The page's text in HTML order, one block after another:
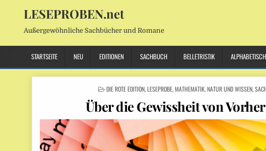
LESEPROBEN.net
Außergewöhnliche Sachbücher und Romane
STARTSEITE NEU EDITIONEN SACHBUCH BELLETRISTIK
POSTED
DIE ROTE EDITION,LESEPROBE,MATHEMATIK,NATUR UND WISSEN,
Über die Gewissheit von